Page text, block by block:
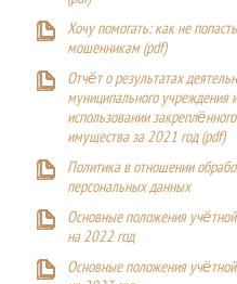
Хочу помогать: как не
мошенникам (pdf)
Отчёт о результатах
муниципального учреждения
использовании
имущества за 2021 год (pdf)
Политика в отношении
персональных данных
Основные положения
на 2022 год
Основные положения